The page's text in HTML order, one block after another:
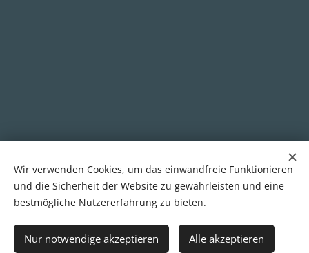
Cookies
Sprachen
Magyar
English
Wir verwenden Cookies, um das einwandfreie Funktionieren
und die Sicherheit der Website zu gewährleisten und eine
bestmögliche Nutzererfahrung zu bieten.
Nur notwendige akzeptieren Alle akzeptieren